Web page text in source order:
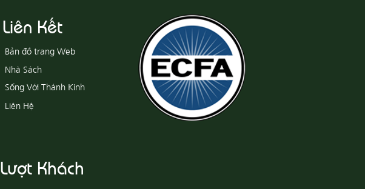
Liên Kết
Bản đồ trang Web
Nhà Sách
Sống Với Thánh Kinh
Liên Hệ
Lượt Khách